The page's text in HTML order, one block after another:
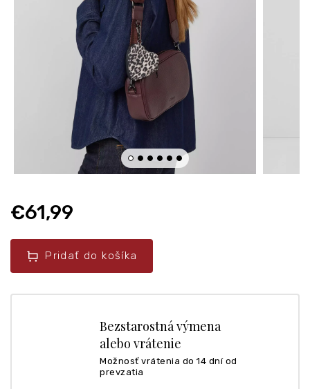
€61,99
Pridať do košíka
Bezstarostná výmena
alebo vrátenie
Možnosť vrátenia do 14 dní od
prevzatia